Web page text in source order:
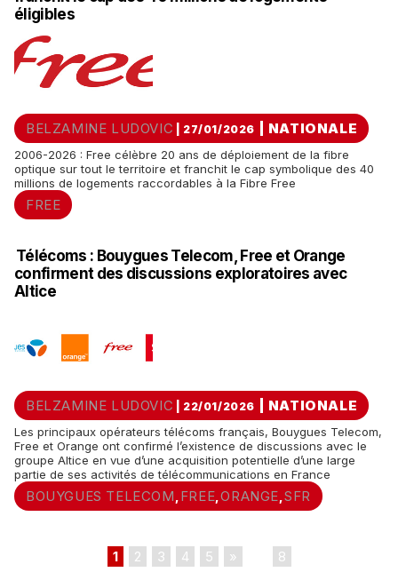
éligibles
BELZAMINE LUDOVIC | 27/01/2026 NATIONALE
2006-2026 : Free célèbre 20 ans de déploiement de la fibre
optique sur tout le territoire et franchit le cap symbolique des 40
millions de logements raccordables à la Fibre Free
FREE
Télécoms : Bouygues Telecom, Free et Orange
confirment des discussions exploratoires avec
Altice
BELZAMINE LUDOVIC | 22/01/2026 NATIONALE
Les principaux opérateurs télécoms français, Bouygues Telecom,
Free et Orange ont confirmé l’existence de discussions avec le
groupe Altice en vue d’une acquisition potentielle d’une large
partie de ses activités de télécommunications en France
BOUYGUES TELECOM , FREE,ORANGE,SFR
1 2 3 4 5 » 8